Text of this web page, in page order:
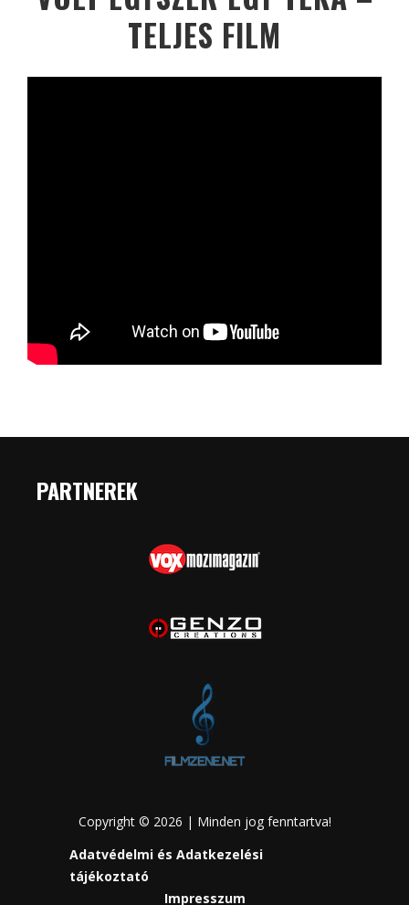
TELJES FILM
PARTNEREK
Copyright © 2026 | Minden jog fenntartva!
Adatvédelmi és Adatkezelési
tájékoztató
Impresszum